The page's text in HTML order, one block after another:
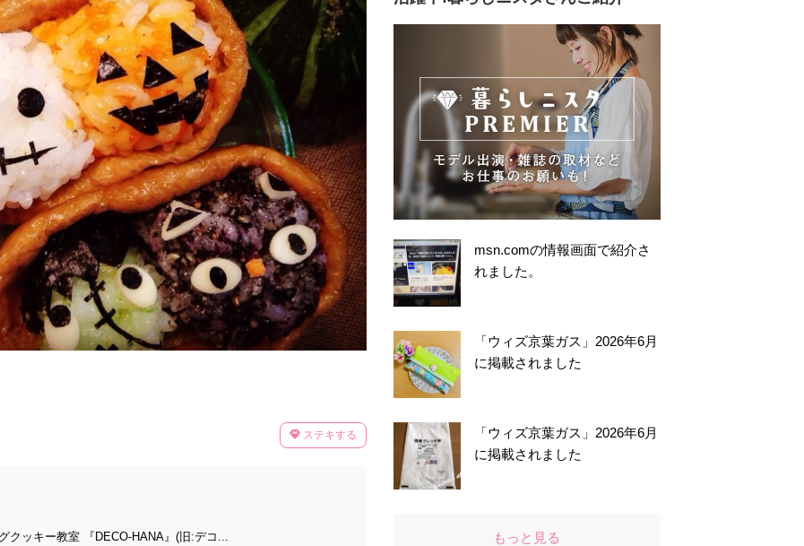
ステキする
クッキー教室 『DECO-HANA』(旧:デコ...
msn.comの情報画面で紹介さ
れました。
「ウィズ京葉ガス」2026年6月
に掲載されました
「ウィズ京葉ガス」2026年6月
に掲載されました
もっと見る